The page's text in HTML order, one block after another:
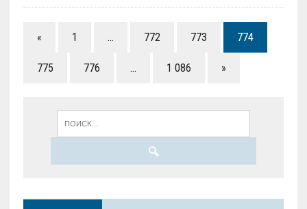
« 1 … 772 773 774
775 776 … 1 086 »